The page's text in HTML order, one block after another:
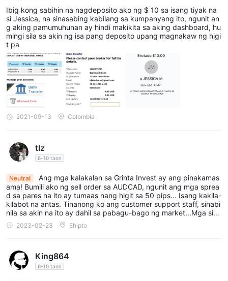
Ibig kong sabihin na nagdeposito ako ng $ 10 sa isang tiyak na
si Jessica, na sinasabing kabilang sa kumpanyang ito, ngunit an
g aking pamumuhunan ay hindi makikita sa aking dashboard, hu
mingi sila sa akin ng isa pang deposito upang magnakaw ng higi
t pa
2021-09-13 Colombia
tlz
6-10 taon
Neutral
Ang mga kalakalan sa Grinta Invest ay ang pinakamas
ama! Bumili ako ng sell order sa AUDCAD, ngunit ang mga sprea
d sa pares na ito ay tumaas nang higit sa 50 pips... Isang kakila-
kilabot na antas. Tinanong ko ang customer support staff, sinabi
nila sa akin na ito ay dahil sa pabagu-bago ng market...Mga sinu
ngaling!
2023-02-23 Ehipto
King864
6-10 taon